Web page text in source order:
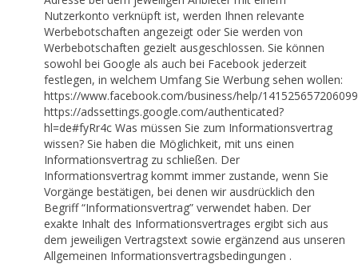
Nutzerkonto verknüpft ist, werden Ihnen relevante
Werbebotschaften angezeigt oder Sie werden von
Werbebotschaften gezielt ausgeschlossen. Sie können
sowohl bei Google als auch bei Facebook jederzeit
festlegen, in welchem Umfang Sie Werbung sehen wollen:
https://www.facebook.com/business/help/
https://adssettings.google.com/authenticated?
hl=de#fyRr4c Was müssen Sie zum Informationsvertrag
wissen? Sie haben die Möglichkeit, mit uns einen
Informationsvertrag zu schließen. Der
Informationsvertrag kommt immer zustande, wenn Sie
Vorgänge bestätigen, bei denen wir ausdrücklich den
Begriff “Informationsvertrag” verwendet haben. Der
exakte Inhalt des Informationsvertrages ergibt sich aus
dem jeweiligen Vertragstext sowie ergänzend aus unseren
Allgemeinen Informationsvertragsbedingungen .